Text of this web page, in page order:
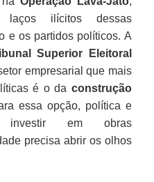
laços ilícitos dessas
e os partidos políticos. A
Superior Eleitoral
empresarial que mais
é o da construção
essa opção, política e
em obras
precisa abrir os olhos